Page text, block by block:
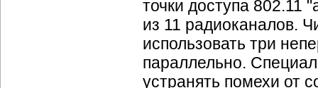
точки доступа 802.11
из 11 радиоканалов.
использовать три
параллельно.
устранять помехи от